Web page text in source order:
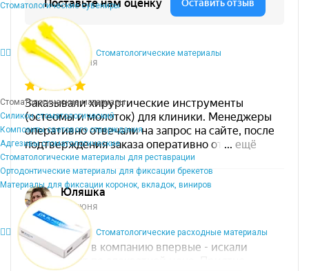
Стоматологические сувениры
Стоматологические материалы
Стоматологические материалы
Силикон стоматологический
Композиты светового отверждения
Адгезивы стоматологические
Стоматологические материалы для реставрации
Ортодонтические материалы для фиксации брекетов
Материалы для фиксации коронок, вкладок, виниров
Стоматологические расходные материалы